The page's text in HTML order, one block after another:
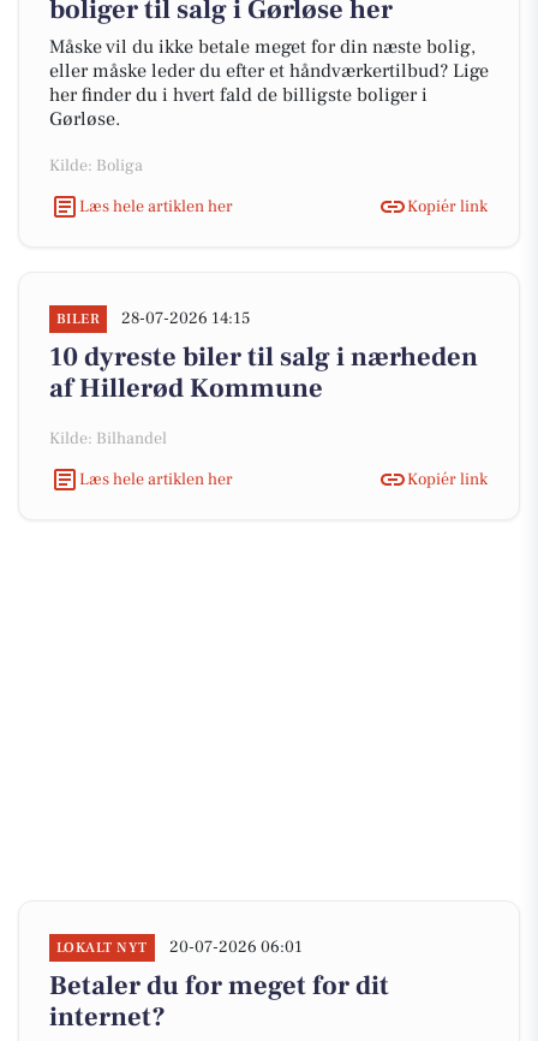
boliger til salg i Gørløse her
Måske vil du ikke betale meget for din næste bolig,
eller måske leder du efter et håndværkertilbud? Lige
her finder du i hvert fald de billigste boliger i
Gørløse.
Kilde: Boliga
Læs hele artiklen her
Kopiér link
BILER 28-07-2026 14:15
10 dyreste biler til salg i nærheden
af Hillerød Kommune
Kilde: Bilhandel
Læs hele artiklen her
Kopiér link
LOKALT NYT 20-07-2026 06:01
Betaler du for meget for dit
internet?